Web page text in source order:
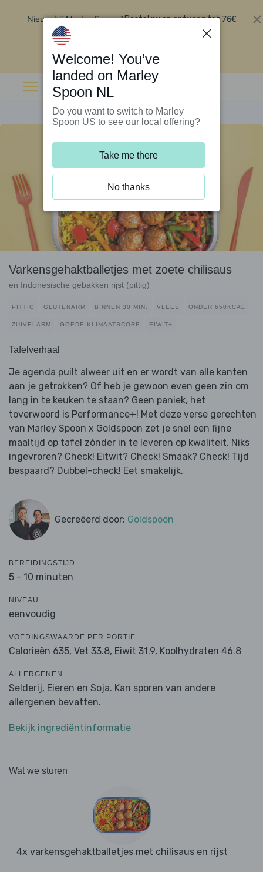
Nieuw bij Marley Spoon?Bestel nu en ontvang tot 76€
Varkensgehaktballetjes met zoete chilisaus
en Indonesische gebakken rijst (pittig)
PITTIG GLUTENARM BINNEN 30 MIN. VLEES ONDER 650KCAL
ZUIVELARM GOEDE KLIMAATSCORE EIWIT+
Tafelverhaal
Je agenda puilt alweer uit en er wordt van alle kanten
aan je getrokken? Of heb je gewoon even geen zin om
lang in te keuken te staan? Geen paniek, het
toverwoord is Performance+! Met deze verse gerechten
van Marley Spoon x Goldspoon zet je snel een fijne
maaltijd op tafel zónder in te leveren op kwaliteit. Niks
ingevroren? Check! Eitwit? Check! Smaak? Check! Tijd
bespaard? Dubbel-check! Eet smakelijk.
Gecreëerd door: Goldspoon
BEREIDINGSTIJD
5 - 10 minuten
NIVEAU
eenvoudig
VOEDINGSWAARDE PER PORTIE
Calorieën 635, Vet 33.8, Eiwit 31.9, Koolhydraten 46.8
ALLERGENEN
Selderij, Eieren en Soja. Kan sporen van andere
allergenen bevatten.
Bekijk ingrediëntinformatie
Wat we sturen
4x varkensgehaktballetjes met chilisaus en rijst
Welcome! You’ve
landed on Marley
Spoon NL
Do you want to switch to Marley
Spoon US to see our local offering?
Take me there
No thanks